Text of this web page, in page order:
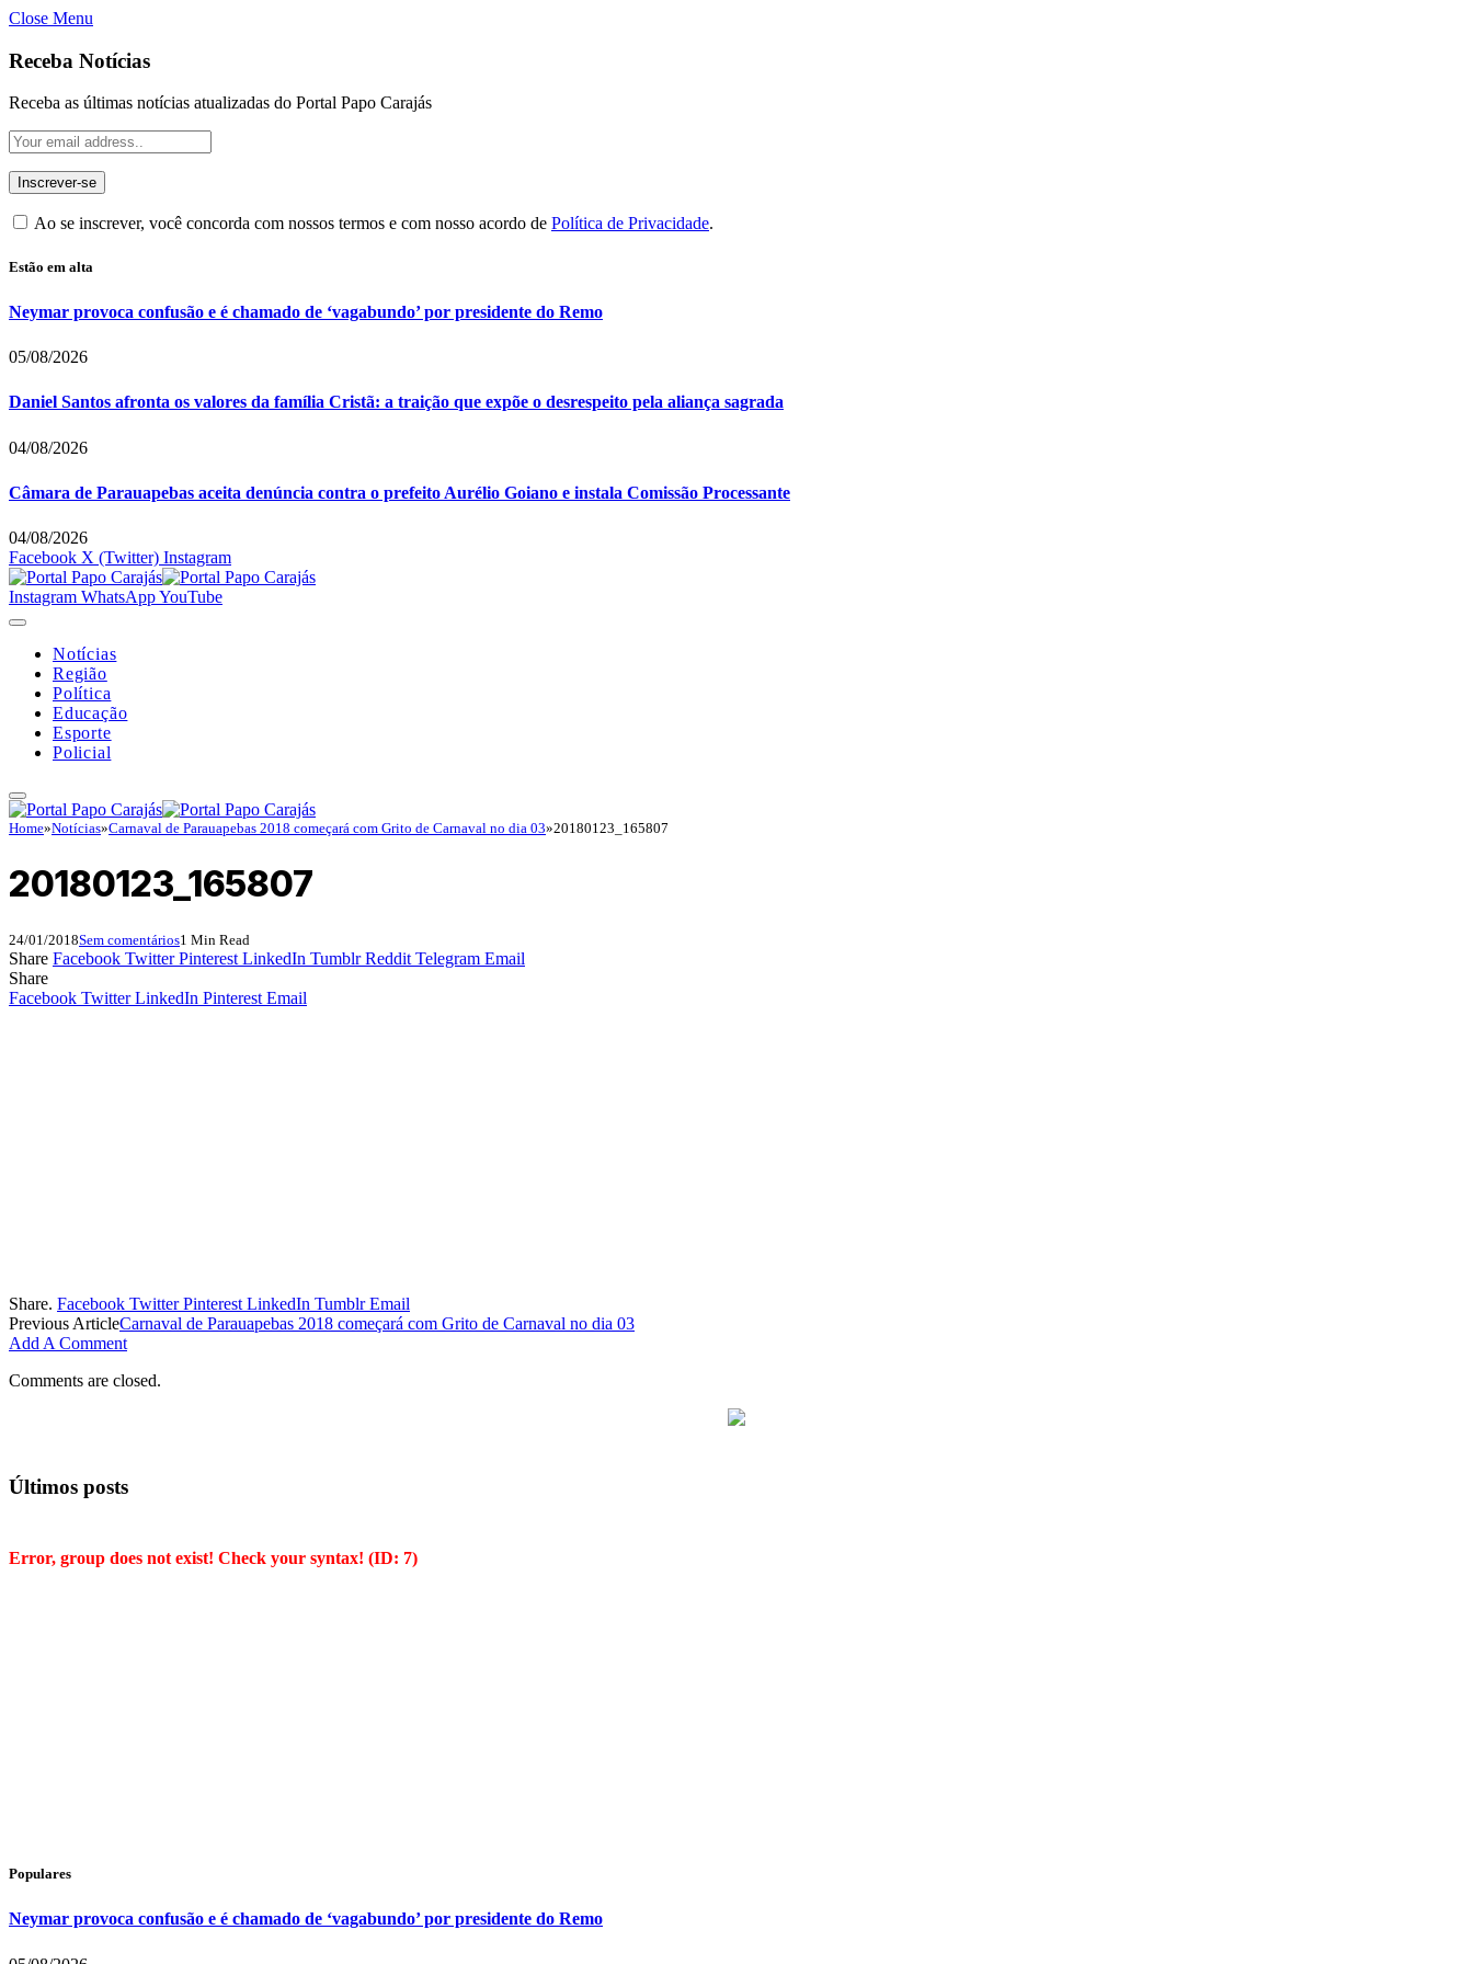
Close Menu
Receba Notícias
Receba as últimas notícias atualizadas do Portal Papo Carajás
Ao se inscrever, você concorda com nossos termos e com nosso acordo de Política de Privacidade.
Estão em alta
Neymar provoca confusão e é chamado de ‘vagabundo’ por presidente do Remo
05/08/2026
Daniel Santos afronta os valores da família Cristã: a traição que expõe o desrespeito pela aliança sagrada
04/08/2026
Câmara de Parauapebas aceita denúncia contra o prefeito Aurélio Goiano e instala Comissão Processante
04/08/2026
Facebook X (Twitter) Instagram
Instagram WhatsAppYouTube
Notícias
Região
Política
Educação
Esporte
Policial
Home»Notícias»Carnaval de Parauapebas 2018 começará com Grito de Carnaval no dia 03»20180123_165807
20180123_165807
24/01/2018Sem comentários1 Min Read
Share Facebook Twitter Pinterest LinkedIn Tumblr Reddit Telegram Email
Share
Facebook Twitter LinkedIn Pinterest Email
Share. Facebook Twitter Pinterest LinkedIn Tumblr Email
Previous ArticleCarnaval de Parauapebas 2018 começará com Grito de Carnaval no dia 03
Add A Comment
Comments are closed.
Últimos posts
Error, group does not exist! Check your syntax! (ID: 7)
Populares
Neymar provoca confusão e é chamado de ‘vagabundo’ por presidente do Remo